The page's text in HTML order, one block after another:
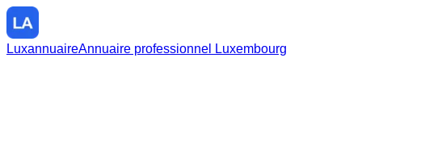
LuxannuaireAnnuaire professionnel Luxembourg